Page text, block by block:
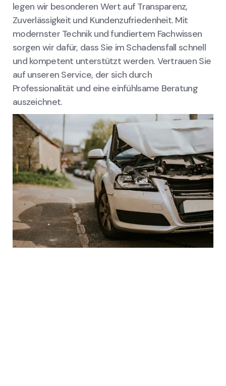
legen wir besonderen Wert auf Transparenz,
Zuverlässigkeit und Kundenzufriedenheit. Mit
modernster Technik und fundiertem Fachwissen
sorgen wir dafür, dass Sie im Schadensfall schnell
und kompetent unterstützt werden. Vertrauen Sie
auf unseren Service, der sich durch
Professionalität und eine einfühlsame Beratung
auszeichnet.